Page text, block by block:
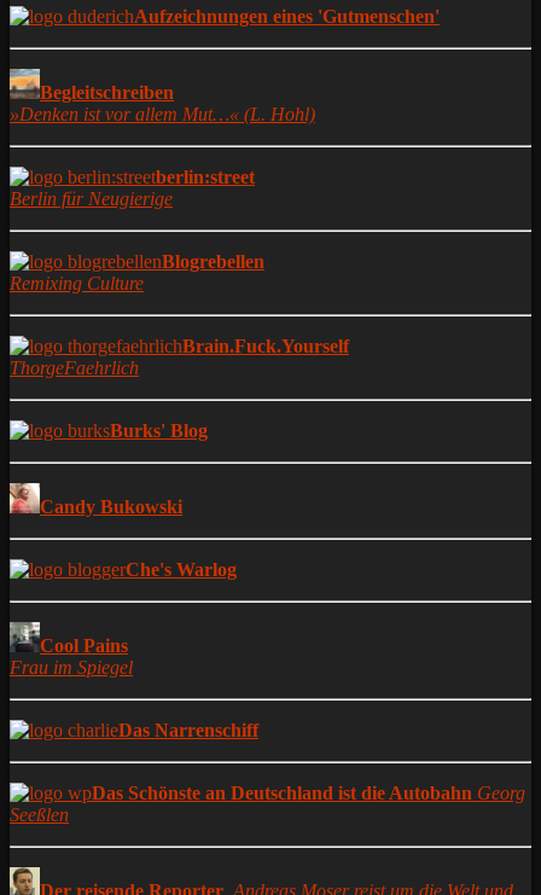
Aufzeichnungen eines 'Gutmenschen'
Begleitschreiben
»Denken ist vor allem Mut…« (L. Hohl)
berlin:street
Berlin für Neugierige
Blogrebellen
Remixing Culture
Brain.Fuck.Yourself
ThorgeFaehrlich
Burks' Blog
Candy Bukowski
Che's Warlog
Cool Pains
Frau im Spiegel
Das Narrenschiff
Das Schönste an Deutschland ist die Autobahn Georg
Seeßlen
Der reisende Reporter Andreas Moser reist um die Welt und